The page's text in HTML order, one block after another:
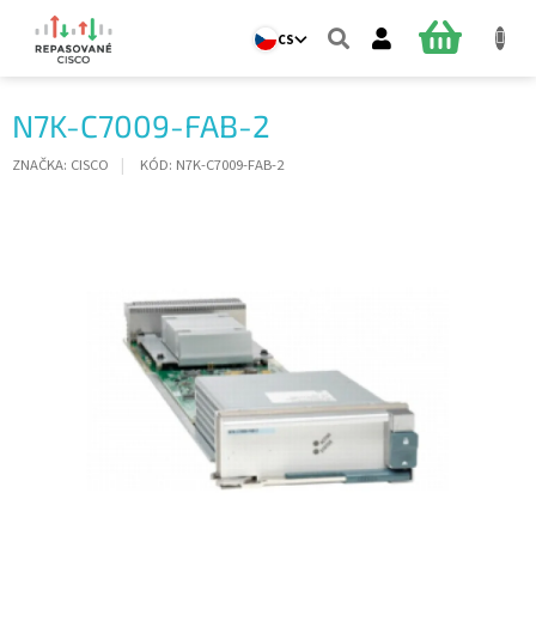
obsah
CS
NÁKUPNÍ
N7K-C7009-FAB-2
ZNAČKA: CISCO KÓD: N7K-C7009-FAB-2